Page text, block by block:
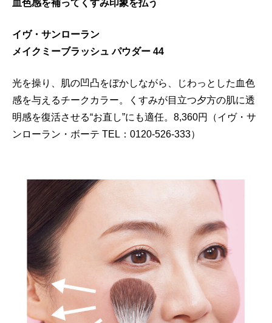
血色感を補ってくすみ印象を払う
イヴ・サンローラン
メイクミーブラッシュ パウダー 44
光を操り、肌の凹凸をぼかしながら、じわっとした血色
感を与えるチークカラー。くすみが目立つ夕方の肌に透
明感を復活させる“お直し”にも適任。8,360円（イヴ・サ
ンローラン・ボーテ TEL：0120-526-333）